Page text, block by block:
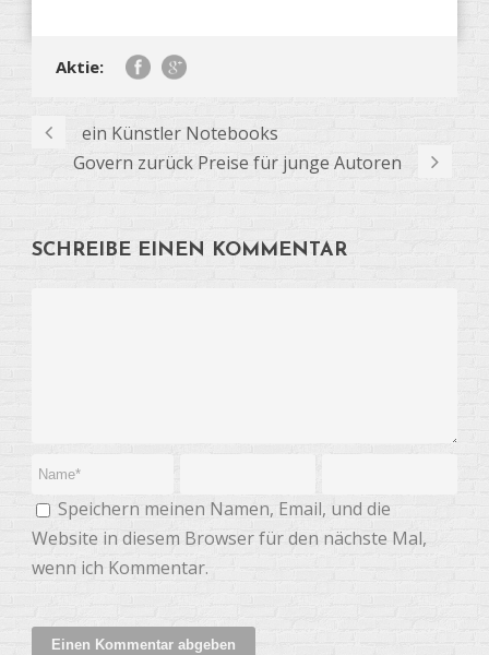
Aktie:
ein Künstler Notebooks
Govern zurück Preise für junge Autoren
SCHREIBE EINEN KOMMENTAR
Speichern meinen Namen, Email, und die
Website in diesem Browser für den nächste Mal,
wenn ich Kommentar.